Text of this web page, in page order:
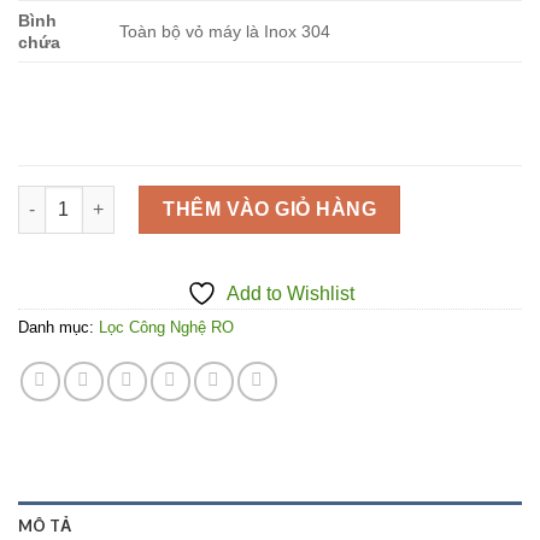
Bình
chứa
Toàn bộ vỏ máy là Inox 304
Máy lọc nước nóng lạnh RO 30L/H Kovovota-Bình Dương số
THÊM VÀO GIỎ HÀNG
Add to Wishlist
Danh mục: Lọc Công Nghệ RO
MÔ TẢ